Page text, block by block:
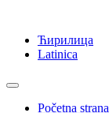
Ћирилица
Latinica
Početna strana